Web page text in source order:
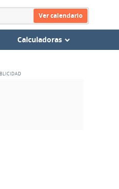
Ver calendario
Calculadoras